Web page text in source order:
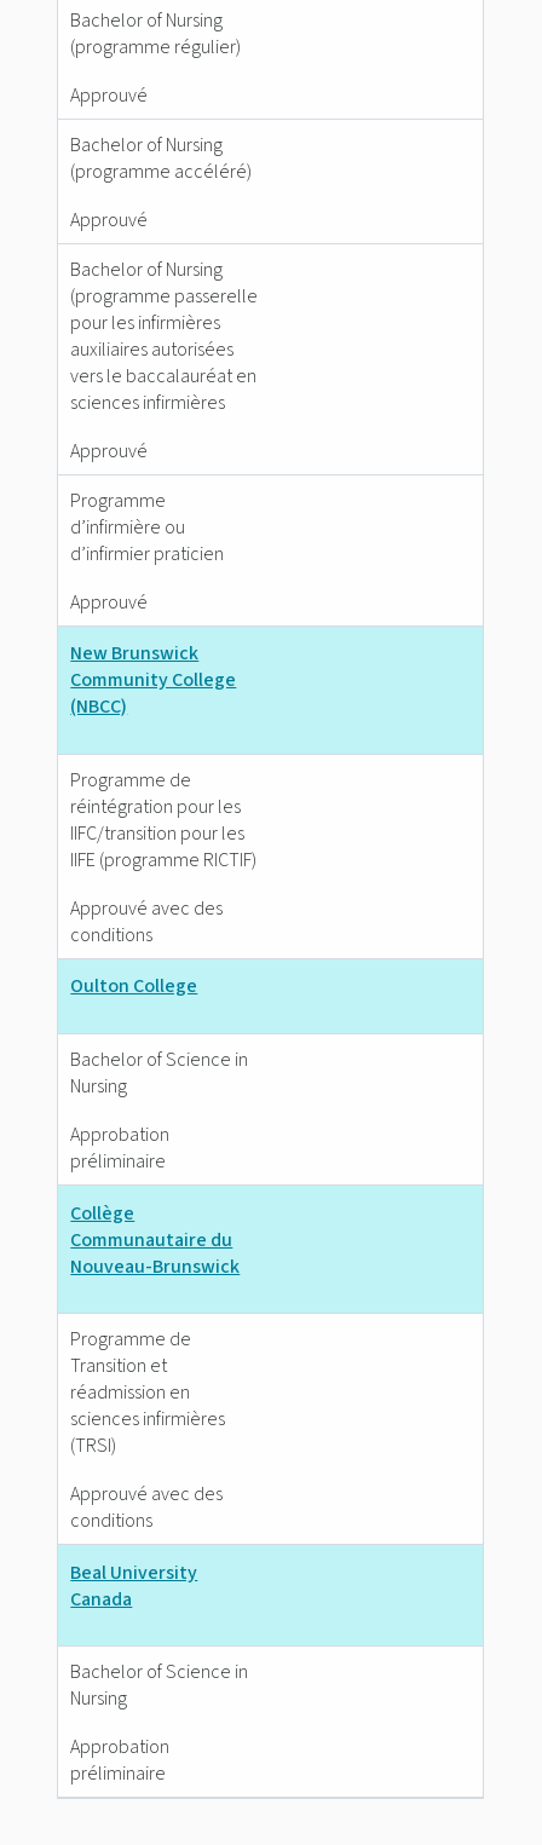
Bachelor of Nursing
(programme régulier)
Approuvé
Bachelor of Nursing
(programme accéléré)
Approuvé
Bachelor of Nursing
(programme passerelle
pour les infirmières
auxiliaires autorisées
vers le baccalauréat en
sciences infirmières
Approuvé
Programme
d’infirmière ou
d’infirmier praticien
Approuvé
New Brunswick
Community College
(NBCC)
Programme de
réintégration pour les
IIFC/transition pour les
IIFE (programme RICTIF)
Approuvé avec des
conditions
Oulton College
Bachelor of Science in
Nursing
Approbation
préliminaire
Collège
Communautaire du
Nouveau-Brunswick
Programme de
Transition et
réadmission en
sciences infirmières
(TRSI)
Approuvé avec des
conditions
Beal University
Canada
Bachelor of Science in
Nursing
Approbation
préliminaire